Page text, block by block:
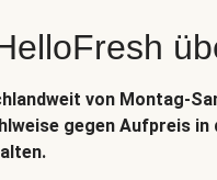
von Montag-
gegen Aufpreis in